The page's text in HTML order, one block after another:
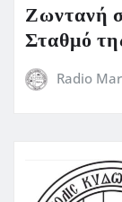
Ζωντανή
Σταθμό
Radio